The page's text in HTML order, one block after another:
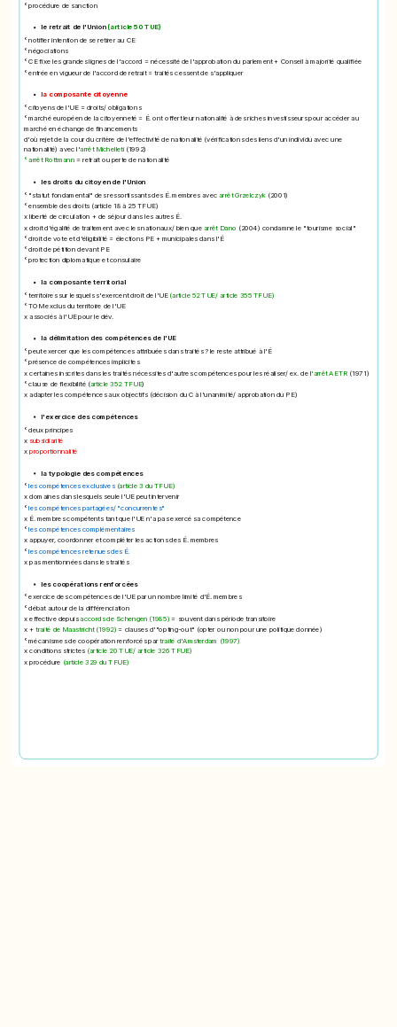
° procédure de sanction
le retrait de l'Union(article 50 TUE)
° notifier intention de se retirer au CE
° négociations
° CE fixe les grandes lignes de l'accord = nécessité de l'approbation du parlement + Conseil à majorité qualifiée
° entrée en vigueur de l'accord de retrait = traités cessent de s'appliquer
la composante citoyenne
° citoyens de l'UE = droits/ obligations
° marché européen de la citoyenneté = É. ont offert leur nationalité à des riches investisseurs pour accéder au
marché en échange de financements
d'où rejet de la cour du critère de l'effectivité de nationalité (vérifications des liens d'un individu avec une
nationalité) avec l'arrêt Michelleti(1992)
° arrêt Rottmann = retrait ou perte de nationalité
les droits du citoyen de l'Union
° "statut fondamental" des ressortissants des É. membres avec arrêt Grzelczyk(2001)
° ensemble des droits (article 18 à 25 TFUE)
x liberté de circulation + de séjour dans les autres É.
x droit d'égalité de traitement avec les nationaux/ bien que arrêt Dano (2004) condamne le "tourisme social"
° droit de vote et d'éligibilité = élections PE + municipales dans l'É
° droit de pétition devant PE
° protection diplomatique et consulaire
la composante territorial
° territoires sur lesquels s'exercent droit de l'UE (article 52 TUE/ article 355 TFUE)
° TOM exclus du territoire de l'UE
x associés à l'UE pour le dév.
la délimitation des compétences de l'UE
° peut exercer que les compétences attribuées dans traités ? le reste attribué à l'É
° présence de compétences implicites
x certaines inscrites dans les traités nécessites d'autres compétences pour les réaliser/ ex. de l'arrêt AETR (1971)
° clause de flexibilité (article 352 TFUE)
x adapter les compétences aux objectifs (décision du C à l'unanimité/ approbation du PE)
l'exercice des compétences
° deux principes
x subsidiarité
xproportionnalité
la typologie des compétences
° les compétences exclusives (article 3 du TFUE)
x domaines dans lesquels seule l'UE peut intervenir
°les compétences partagées/ "concurrentes"
x É. membres compétents tant que l'UE n'a pas exercé sa compétence
° les compétences complémentaires
x appuyer, coordonner et compléter les actions des É. membres
° les compétences retenues des É.
x pas mentionnées dans les traités
les coopérations renforcées
° exercice des compétences de l'UE par un nombre limité d'É. membres
° débat autour de la différenciation
x effective depuisaccords de Schengen (1985) = souvent dans période transitoire
x +traité de Maastricht (1992) = clauses d'"opting-out" (opter ou non pour une politique donnée)
° mécanismes de coopération renforcés partraité d'Amsterdam (1997)
x conditions strictes (article 20 TUE/ article 326 TFUE)
x procédure (article 329 du TFUE)